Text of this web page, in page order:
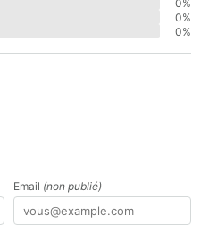
0%
0%
0%
Email (non publié)